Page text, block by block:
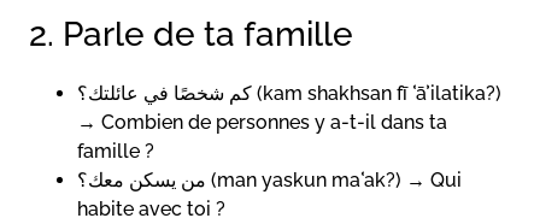
2. Parle de ta famille
كم شخصًا في عائلتك؟ (kam shakhsan fī ʿāʾilatika?)
→ Combien de personnes y a-t-il dans ta
famille ?
من يسكن معك؟ (man yaskun maʿak?) → Qui
habite avec toi ?